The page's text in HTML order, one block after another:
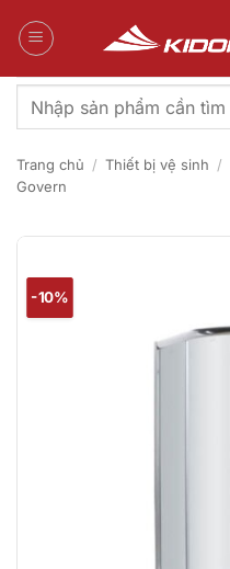
qua
Tìm
kiếm:
Trang chủ / Thiết bị vệ sinh /
Govern
-10%